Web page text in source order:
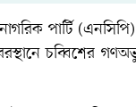
পার্টি
চব্বিশের